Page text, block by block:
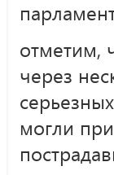
отметим,
через
могли